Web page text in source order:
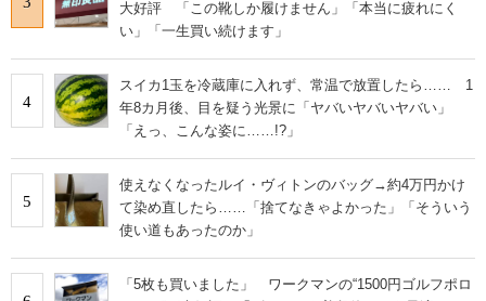
大好評 「この靴しか履けません」「本当に疲れにく
い」「一生買い続けます」
4
スイカ1玉を冷蔵庫に入れず、常温で放置したら…… 1
年8カ月後、目を疑う光景に「ヤバいヤバいヤバい」
「えっ、こんな姿に……!?」
5
使えなくなったルイ・ヴィトンのバッグ→約4万円かけ
て染め直したら……「捨てなきゃよかった」「そういう
使い道もあったのか」
「5枚も買いました」 ワークマンの“1500円ゴルフポロ